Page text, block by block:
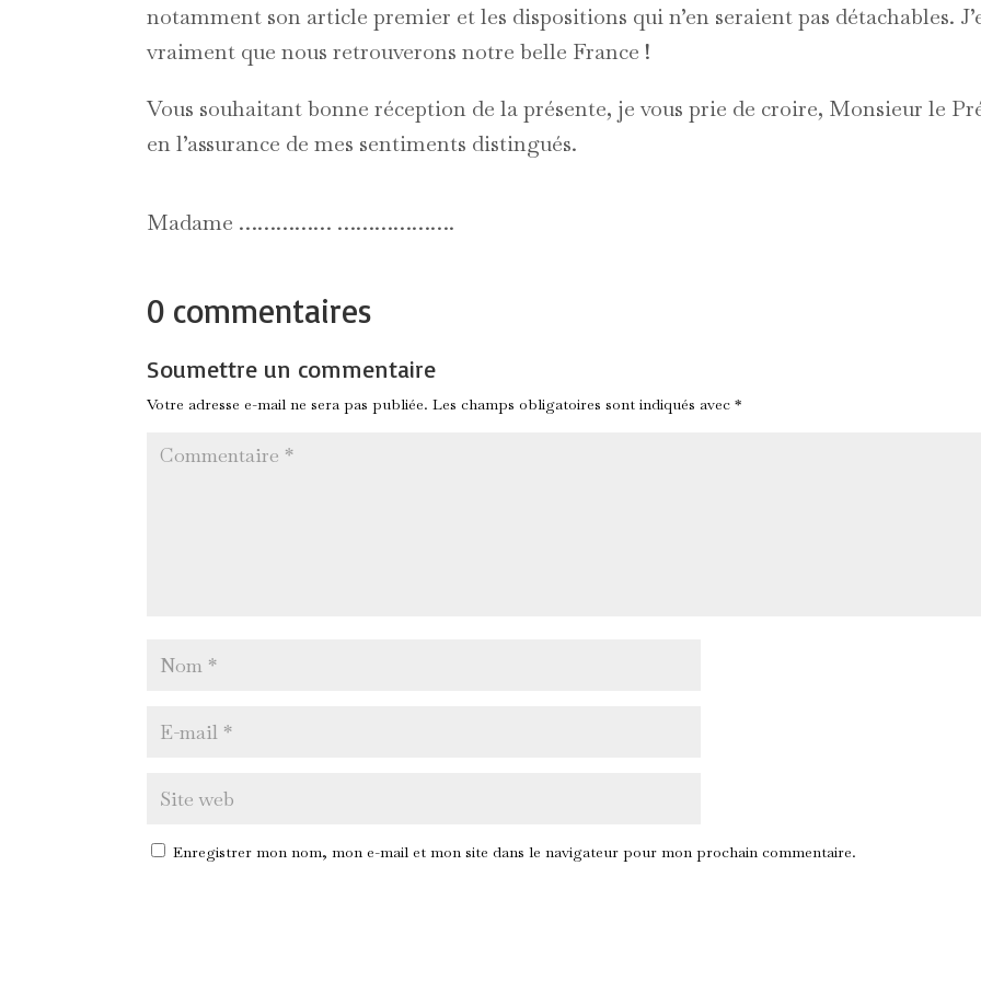
notamment son article premier et les dispositions qui n’en seraient pas détachables.
vraiment que nous retrouverons notre belle France !
Vous souhaitant bonne réception de la présente, je vous prie de croire, Monsieur le
en l’assurance de mes sentiments distingués.
Madame …………… ……………….
0 commentaires
Soumettre un commentaire
Votre adresse e-mail ne sera pas publiée. Les champs obligatoires sont indiqués avec*
Enregistrer mon nom, mon e-mail et mon site dans le navigateur pour mon prochain commentaire.